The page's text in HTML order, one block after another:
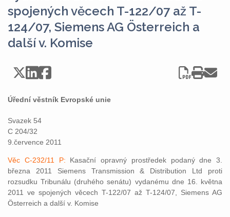
spojených věcech T-122/07 až T-
124/07, Siemens AG Österreich a
další v. Komise
Úřední věstník Evropské unie
Svazek 54
C 204/32
9.července 2011
Věc C-232/11 P: Kasační opravný prostředek podaný dne 3.
března 2011 Siemens Transmission & Distribution Ltd proti
rozsudku Tribunálu (druhého senátu) vydanému dne 16. května
2011 ve spojených věcech T-122/07 až T-124/07, Siemens AG
Österreich a další v. Komise